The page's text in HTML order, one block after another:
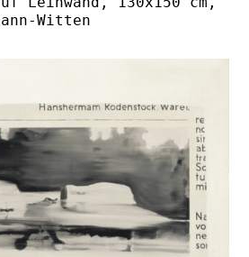
Witten